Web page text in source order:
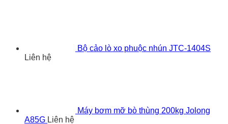
Bộ cảo lò xo phuộc nhún JTC-1404S
Liên hệ
Máy bơm mỡ bò thùng 200kg Jolong
A85G Liên hệ